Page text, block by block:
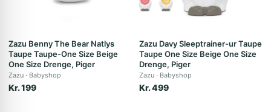
Zazu Benny The Bear Natlys
Taupe Taupe-One Size Beige
One Size Drenge, Piger
Zazu Babyshop
Kr. 199
Zazu Davy Sleeptrainer-ur Taupe
Taupe One Size Beige One Size
Drenge, Piger
Zazu Babyshop
Kr. 499